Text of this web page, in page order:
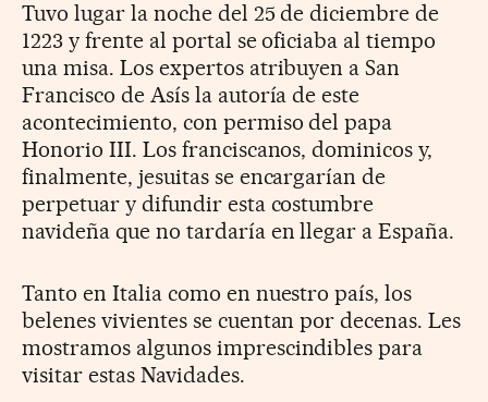
Tuvo lugar la noche del 25 de diciembre de
1223 y frente al portal se oficiaba al tiempo
una misa. Los expertos atribuyen a San
Francisco de Asís la autoría de este
acontecimiento, con permiso del papa
Honorio III. Los franciscanos, dominicos y,
finalmente, jesuitas se encargarían de
perpetuar y difundir esta costumbre
navideña que no tardaría en llegar a España.
Tanto en Italia como en nuestro país, los
belenes vivientes se cuentan por decenas. Les
mostramos algunos imprescindibles para
visitar estas Navidades.